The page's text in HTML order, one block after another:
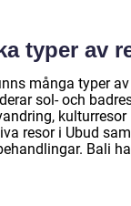
typer av
många typer
sol- och
resor i Ubud
Bali